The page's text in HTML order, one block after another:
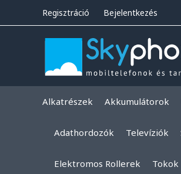
Regisztráció Bejelentkezés
Alkatrészek Akkumulátorok
Adathordozók Televíziók
Elektromos Rollerek Tokok